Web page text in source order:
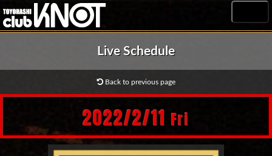
Live Schedule
Back to previous page
2022/2/11 Fri